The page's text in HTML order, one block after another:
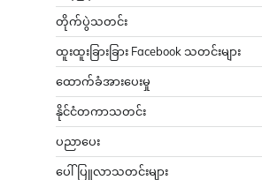
တိုက်ပွဲသတင်း
ထူးထူးခြားခြား Facebook သတင်းများ
ထောက်ခံအားပေးမှု
နိုင်ငံတကာသတင်း
ပညာပေး
ပေါ်ပြူလာသတင်းများ